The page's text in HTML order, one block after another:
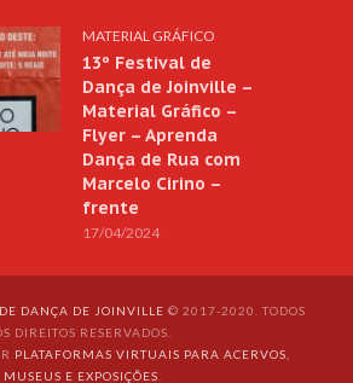
MATERIAL GRÁFICO
13º Festival de
Dança de Joinville –
Material Gráfico –
Flyer – Aprenda
Dança de Rua com
Marcelo Cirino –
frente
17/04/2024
DANÇA DE JOINVILLE © 2017-2020. TODOS
DIREITOS RESERVADOS.
PLATAFORMAS VIRTUAIS PARA ACERVOS,
MUSEUS E EXPOSIÇÕES